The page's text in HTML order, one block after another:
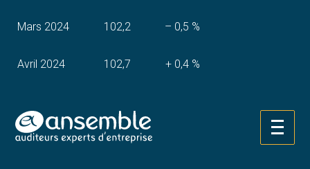
Aller
au
Mars 2024 102,2 – 0,5 %
Avril 2024 102,7 + 0,4 %
Juin 2024 100,9